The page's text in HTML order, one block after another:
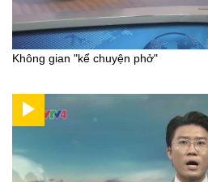
Không gian "kể chuyện phở"